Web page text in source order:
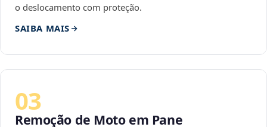
o deslocamento com proteção.
SAIBA MAIS
03
Remoção de Moto em Pane